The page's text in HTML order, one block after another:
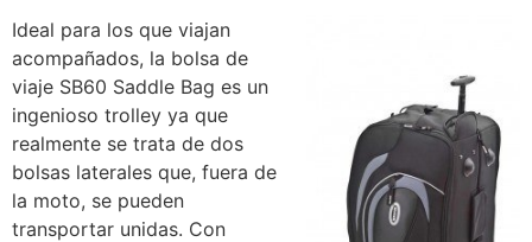
Ideal para los que viajan
acompañados, la bolsa de
viaje SB60 Saddle Bag es un
ingenioso trolley ya que
realmente se trata de dos
bolsas laterales que, fuera de
la moto, se pueden
transportar unidas. Con